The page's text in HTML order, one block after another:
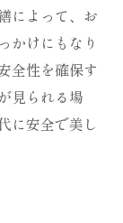
によって、お
かけにもなり
全性を確保す
見られる場
に安全で美し